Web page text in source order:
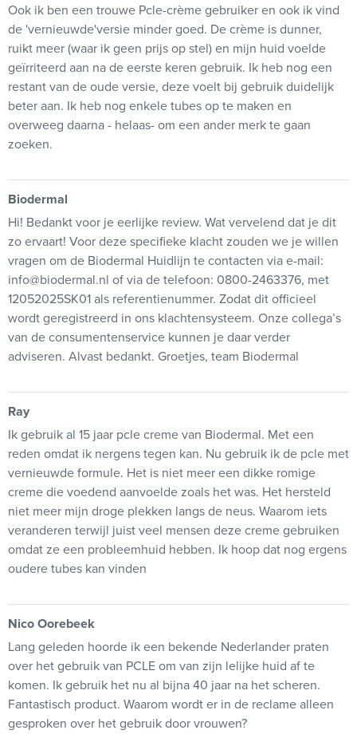
Ook ik ben een trouwe Pcle-crème gebruiker en ook ik vind
de 'vernieuwde'versie minder goed. De crème is dunner,
ruikt meer (waar ik geen prijs op stel) en mijn huid voelde
geïrriteerd aan na de eerste keren gebruik. Ik heb nog een
restant van de oude versie, deze voelt bij gebruik duidelijk
beter aan. Ik heb nog enkele tubes op te maken en
overweeg daarna - helaas- om een ander merk te gaan
zoeken.
Biodermal
Hi! Bedankt voor je eerlijke review. Wat vervelend dat je dit
zo ervaart! Voor deze specifieke klacht zouden we je willen
vragen om de Biodermal Huidlijn te contacten via e-mail:
info@biodermal.nl of via de telefoon: 0800-2463376, met
12052025SK01 als referentienummer. Zodat dit officieel
wordt geregistreerd in ons klachtensysteem. Onze collega’s
van de consumentenservice kunnen je daar verder
adviseren. Alvast bedankt. Groetjes, team Biodermal
Ray
Ik gebruik al 15 jaar pcle creme van Biodermal. Met een
reden omdat ik nergens tegen kan. Nu gebruik ik de pcle met
vernieuwde formule. Het is niet meer een dikke romige
creme die voedend aanvoelde zoals het was. Het hersteld
niet meer mijn droge plekken langs de neus. Waarom iets
veranderen terwijl juist veel mensen deze creme gebruiken
omdat ze een probleemhuid hebben. Ik hoop dat nog ergens
oudere tubes kan vinden
Nico Oorebeek
Lang geleden hoorde ik een bekende Nederlander praten
over het gebruik van PCLE om van zijn lelijke huid af te
komen. Ik gebruik het nu al bijna 40 jaar na het scheren.
Fantastisch product. Waarom wordt er in de reclame alleen
gesproken over het gebruik door vrouwen?